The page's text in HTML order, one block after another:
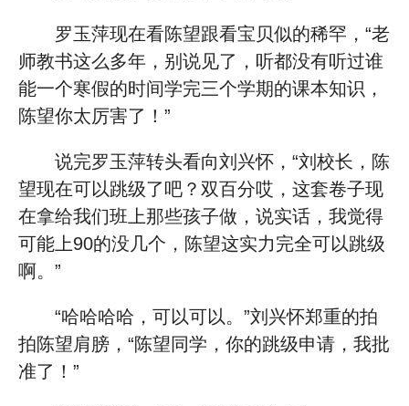
罗玉萍现在看陈望跟看宝贝似的稀罕，“老
师教书这么多年，别说见了，听都没有听过谁
能一个寒假的时间学完三个学期的课本知识，
陈望你太厉害了！”
说完罗玉萍转头看向刘兴怀，“刘校长，陈
望现在可以跳级了吧？双百分哎，这套卷子现
在拿给我们班上那些孩子做，说实话，我觉得
可能上90的没几个，陈望这实力完全可以跳级
啊。”
“哈哈哈哈，可以可以。”刘兴怀郑重的拍
拍陈望肩膀，“陈望同学，你的跳级申请，我批
准了！”